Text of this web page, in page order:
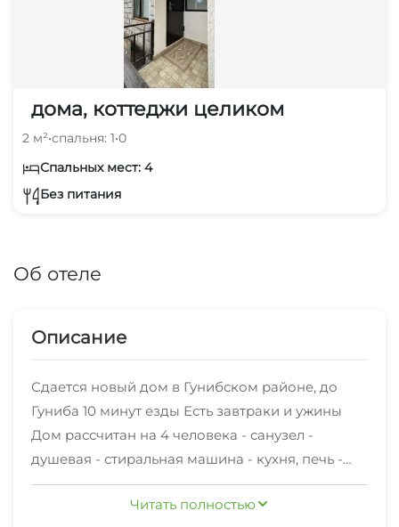
дома, коттеджи целиком
2 м²•спальня: 1•0
Спальных мест: 4
Без питания
Об отеле
Описание
Сдается новый дом в Гунибском районе, до
Гуниба 10 минут езды Есть завтраки и ужины
Дом рассчитан на 4 человека - санузел -
душевая - стиральная машина - кухня, печь -
телевизор - wifi - все необходимые кухонные
приборы Частный дом капитальный ремонт
Читать полностью